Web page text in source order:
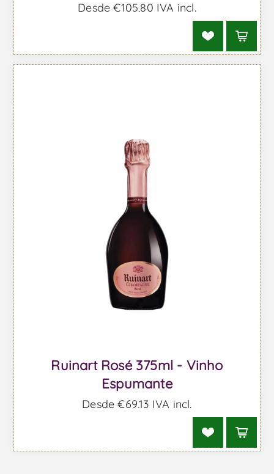
Desde €105,80 IVA incl.
Ruinart Rosé 375ml - Vinho
Espumante
Desde €69,13 IVA incl.